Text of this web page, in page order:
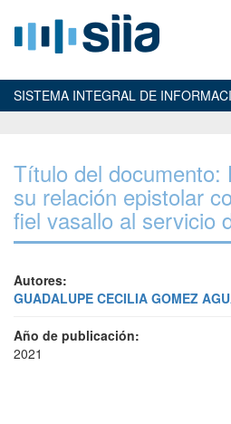
SISTEMA INTEGRAL DE
Título del documento:
su relación epistolar
fiel vasallo al servicio
Autores:
GUADALUPE CECILIA GOMEZ
Año de publicación:
2021